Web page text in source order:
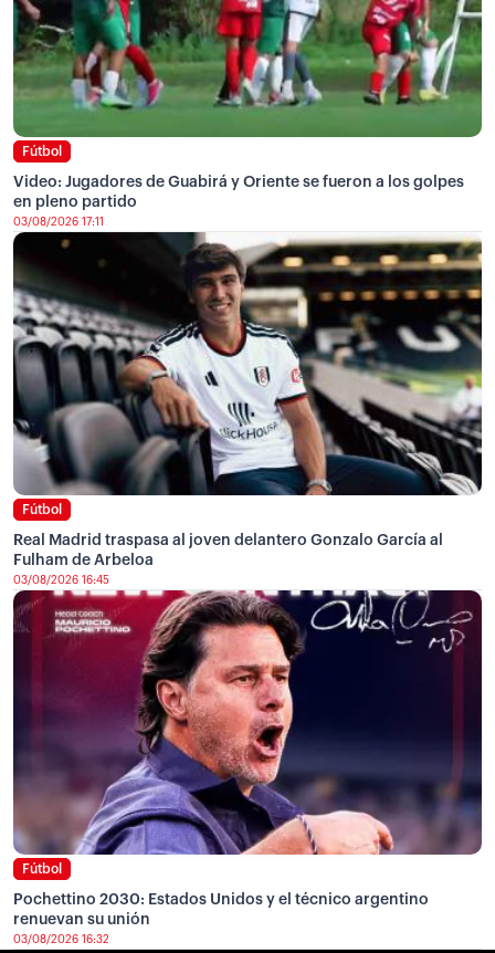
Fútbol
Video: Jugadores de Guabirá y Oriente se fueron a los golpes
en pleno partido
03/08/2026 17:11
Fútbol
Real Madrid traspasa al joven delantero Gonzalo García al
Fulham de Arbeloa
03/08/2026 16:45
Fútbol
Pochettino 2030: Estados Unidos y el técnico argentino
renuevan su unión
03/08/2026 16:32